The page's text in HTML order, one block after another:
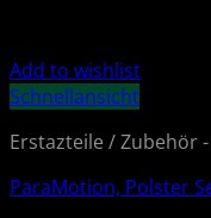
Add to wishlist
Schnellansicht
Erstazteile / Zubehör
ParaMotion, Polster